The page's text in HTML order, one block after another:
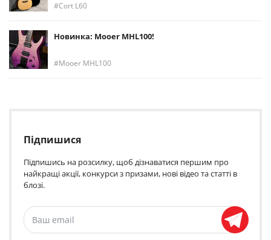
Cort L60
Новинка: Mooer MHL100!
Mooer MHL100
Підпишися
Підпишись на розсилку, щоб дізнаватися першим про
найкращі акції, конкурси з призами, нові відео та статті в
блозі.